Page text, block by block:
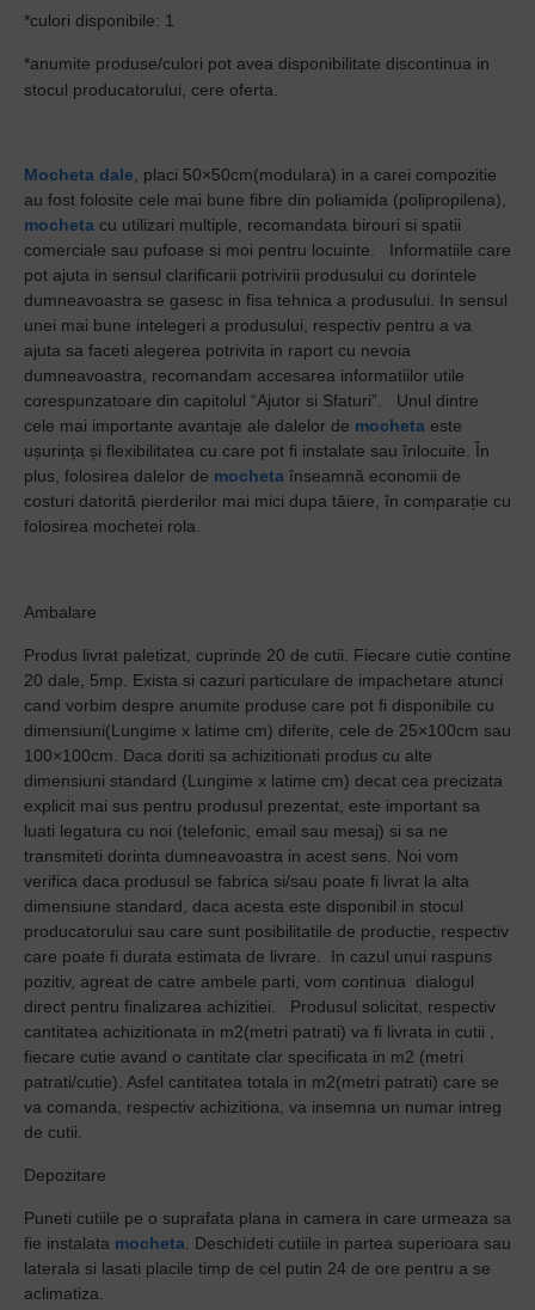
*culori disponibile: 1
*anumite produse/culori pot avea disponibilitate discontinua in
stocul producatorului, cere oferta.
Mocheta dale , placi 50×50cm(modulara) in a carei compozitie
au fost folosite cele mai bune fibre din poliamida (polipropilena),
mocheta cu utilizari multiple, recomandata birouri si spatii
comerciale sau pufoase si moi pentru locuinte. Informatiile care
pot ajuta in sensul clarificarii potrivirii produsului cu dorintele
dumneavoastra se gasesc in fisa tehnica a produsului. In sensul
unei mai bune intelegeri a produsului, respectiv pentru a va
ajuta sa faceti alegerea potrivita in raport cu nevoia
dumneavoastra, recomandam accesarea informatiilor utile
corespunzatoare din capitolul “Ajutor si Sfaturi”.
Unul dintre
cele mai importante avantaje ale dalelor de mocheta este
ușurința și flexibilitatea cu care pot fi instalate sau înlocuite. În
plus, folosirea dalelor de mocheta înseamnă economii de
costuri datorită pierderilor mai mici dupa tăiere, în comparație cu
folosirea mochetei rola.
Ambalare
Produs livrat paletizat, cuprinde 20 de cutii. Fiecare cutie contine
20 dale, 5mp. Exista si cazuri particulare de impachetare atunci
cand vorbim despre anumite produse care pot fi disponibile cu
dimensiuni(Lungime x latime cm) diferite, cele de 25×100cm sau
100×100cm. Daca doriti sa achizitionati produs cu alte
dimensiuni standard (Lungime x latime cm) decat cea precizata
explicit mai sus pentru produsul prezentat, este important sa
luati legatura cu noi (telefonic, email sau mesaj) si sa ne
transmiteti dorinta dumneavoastra in acest sens. Noi vom
verifica daca produsul se fabrica si/sau poate fi livrat la alta
dimensiune standard, daca acesta este disponibil in stocul
producatorului sau care sunt posibilitatile de productie, respectiv
care poate fi durata estimata de livrare.
In cazul unui raspuns
pozitiv, agreat de catre ambele parti, vom continua
dialogul
direct pentru finalizarea achizitiei.
Produsul solicitat, respectiv
cantitatea achizitionata in m2(metri patrati) va fi livrata in cutii ,
fiecare cutie avand o cantitate clar specificata in m2 (metri
patrati/cutie). Asfel cantitatea totala in m2(metri patrati) care se
va comanda, respectiv achizitiona, va insemna un numar intreg
de cutii.
Depozitare
Puneti cutiile pe o suprafata plana in camera in care urmeaza sa
fie instalata mocheta . Deschideti cutiile in partea superioara sau
laterala si lasati placile timp de cel putin 24 de ore pentru a se
aclimatiza.